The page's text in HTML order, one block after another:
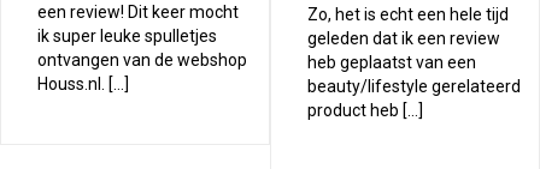
Zo, het is echt een hele tijd
geleden dat ik een review
heb geplaatst van een
beauty/lifestyle gerelateerd
product heb […]
een review! Dit keer mocht
ik super leuke spulletjes
ontvangen van de webshop
Houss.nl. […]